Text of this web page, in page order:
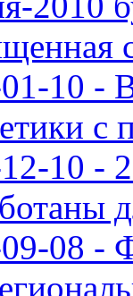
10 -
10 -
08 -